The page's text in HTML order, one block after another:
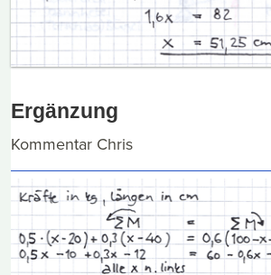
Ergänzung
Kommentar Chris